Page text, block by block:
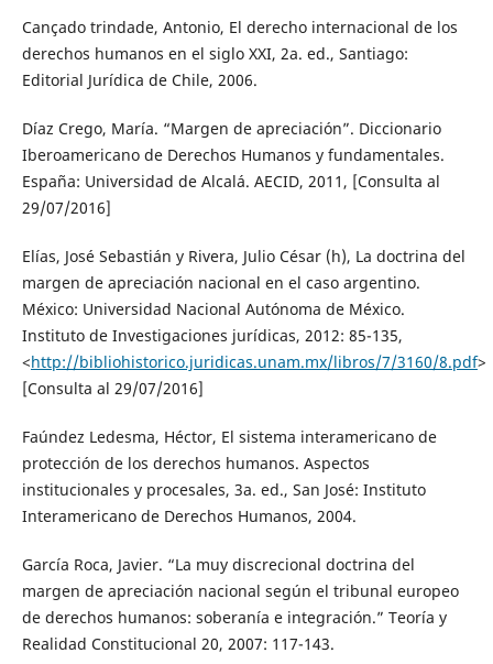
Cançado trindade, Antonio, El derecho internacional de los
derechos humanos en el siglo XXI, 2a. ed., Santiago:
Editorial Jurídica de Chile, 2006.
Díaz Crego, María. “Margen de apreciación”. Diccionario
Iberoamericano de Derechos Humanos y fundamentales.
España: Universidad de Alcalá. AECID, 2011, [Consulta al
29/07/2016]
Elías, José Sebastián y Rivera, Julio César (h), La doctrina del
margen de apreciación nacional en el caso argentino.
México: Universidad Nacional Autónoma de México.
Instituto de Investigaciones jurídicas, 2012: 85-135,
<http://bibliohistorico.juridicas.unam.mx/libros/7/3160/8.pdf>
[Consulta al 29/07/2016]
Faúndez Ledesma, Héctor, El sistema interamericano de
protección de los derechos humanos. Aspectos
institucionales y procesales, 3a. ed., San José: Instituto
Interamericano de Derechos Humanos, 2004.
García Roca, Javier. “La muy discrecional doctrina del
margen de apreciación nacional según el tribunal europeo
de derechos humanos: soberanía e integración.” Teoría y
Realidad Constitucional 20, 2007: 117-143.